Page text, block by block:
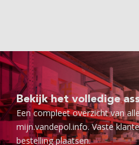
Bekijk het volledige
Een compleet overzicht van
mijn.vandepol.info. Vaste
bestelling plaatsen.